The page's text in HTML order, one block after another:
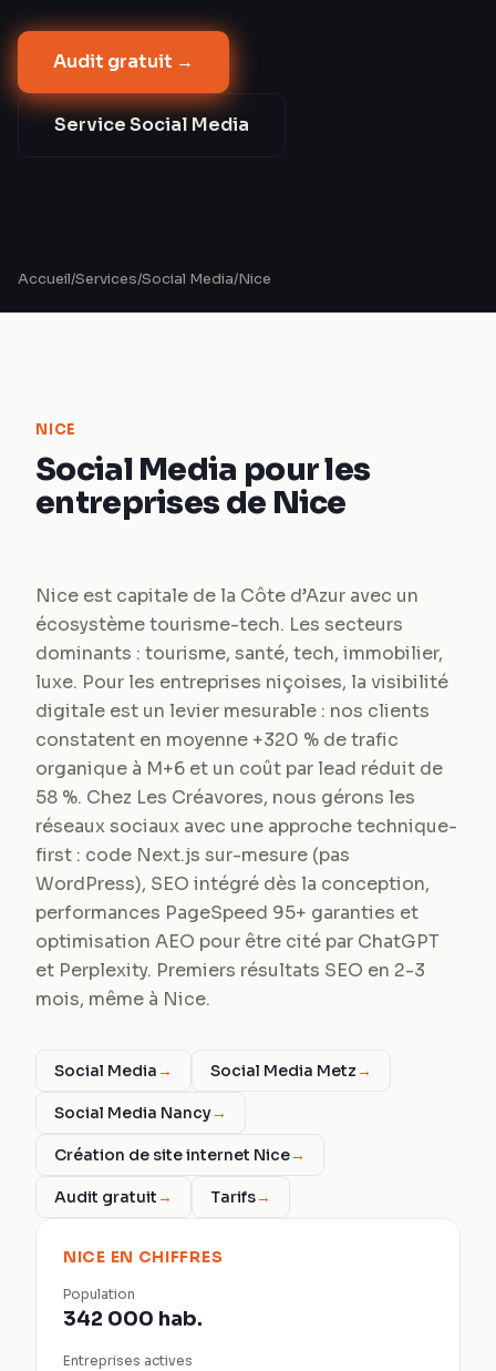
Audit gratuit →
ServiceSocial Media
Accueil/Services/Social Media/Nice
NICE
Social Media pour les
entreprises de Nice
Nice est capitale de la Côte d’Azur avec un
écosystème tourisme-tech. Les secteurs
dominants : tourisme, santé, tech, immobilier,
luxe. Pour les entreprises niçoises, la visibilité
digitale est un levier mesurable : nos clients
constatent en moyenne +320 % de trafic
organique à M+6 et un coût par lead réduit de
58 %. Chez Les Créavores, nous gérons les
réseaux sociaux avec une approche technique-
first : code Next.js sur-mesure (pas
WordPress), SEO intégré dès la conception,
performances PageSpeed 95+ garanties et
optimisation AEO pour être cité par ChatGPT
et Perplexity. Premiers résultats SEO en 2-3
mois, même à Nice.
Social Media→ Social Media Metz→
Social Media Nancy→
Création de site internet Nice→
Audit gratuit→ Tarifs→
NICE EN CHIFFRES
Population
342 000 hab.
Entreprises actives